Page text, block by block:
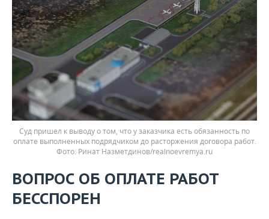
Суд пришел к выводу о том, что у заказчика есть обязанность по
оплате выполненных подрядчиком до расторжения договора работ.
Ринат Назметдинов/realnoevremya.ru
ВОПРОС ОБ ОПЛАТЕ РАБОТ
БЕССПОРЕН